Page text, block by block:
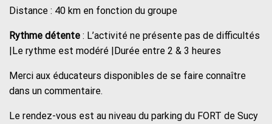
Distance : 40 km en fonction du groupe
Rythme détente : L’activité ne présente pas de difficultés
|Le rythme est modéré |Durée entre 2 & 3 heures
Merci aux éducateurs disponibles de se faire connaître
dans un commentaire.
Le rendez-vous est au niveau du parking du FORT de Sucy